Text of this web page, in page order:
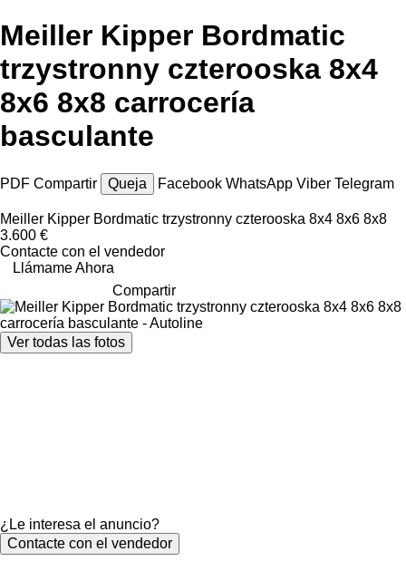
Meiller Kipper Bordmatic
trzystronny czterooska 8x4
8x6 8x8 carrocería
basculante
PDF Compartir Queja Facebook WhatsApp Viber Telegram
Meiller Kipper Bordmatic trzystronny czterooska 8x4 8x6 8x8
3.600 €
Contacte con el vendedor
Llámame Ahora
Compartir
Ver todas las fotos
¿Le interesa el anuncio?
Contacte con el vendedor